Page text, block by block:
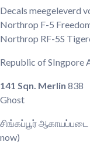
Decals meegeleverd
Northrop F-5
Northrop RF-5S
Republic of SIngpore
141 Sqn. Merlin 838
Ghost
சிங்கப்பூர் ஆகாயப்படை
now)